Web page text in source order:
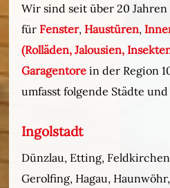
Wir sind seit über 20
fürFenster,Haustüren,
(Rolläden, Jalousien,
Garagentore in der Region
umfasst folgende Städte
Ingolstadt
Dünzlau, Etting,
Gerolfing, Hagau,